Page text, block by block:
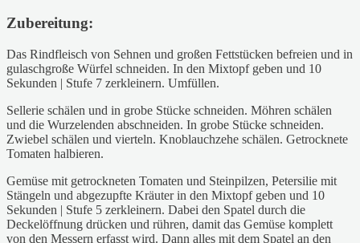
Zubereitung:
Das Rindfleisch von Sehnen und großen Fettstücken befreien und in
gulaschgroße Würfel schneiden. In den Mixtopf geben und 10
Sekunden | Stufe 7 zerkleinern. Umfüllen.
Sellerie schälen und in grobe Stücke schneiden. Möhren schälen
und die Wurzelenden abschneiden. In grobe Stücke schneiden.
Zwiebel schälen und vierteln. Knoblauchzehe schälen. Getrocknete
Tomaten halbieren.
Gemüse mit getrockneten Tomaten und Steinpilzen, Petersilie mit
Stängeln und abgezupfte Kräuter in den Mixtopf geben und 10
Sekunden | Stufe 5 zerkleinern. Dabei den Spatel durch die
Deckelöffnung drücken und rühren, damit das Gemüse komplett
von den Messern erfasst wird. Dann alles mit dem Spatel an den